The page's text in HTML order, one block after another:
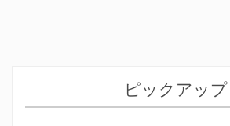
ピックアップ